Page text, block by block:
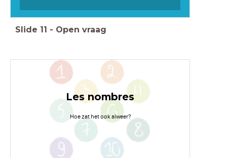
Slide 11 - Open vraag
Les nombres
Hoe zat het ook alweer?